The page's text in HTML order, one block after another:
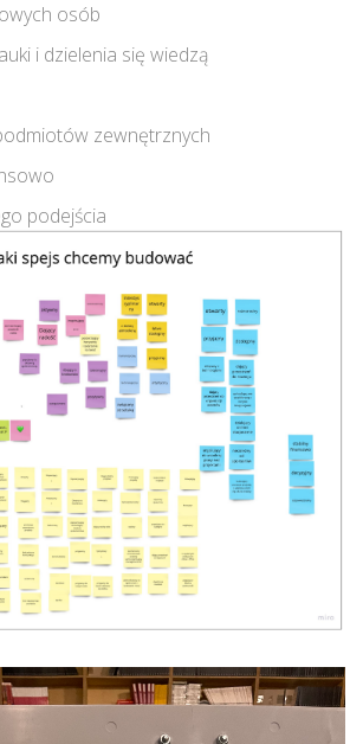
osób
i dzielenia się wiedzą
zewnętrznych
podejścia